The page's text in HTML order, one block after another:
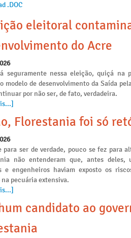
.DOC
eleitoral
do Acre
seguramente nessa eleição, quiçá na
modelo de desenvolvimento da Saída
por não ser, de fato, verdadeira.
Florestania foi só
para ser de verdade, pouco se fez para
não entenderam que, antes deles,
e engenheiros haviam exposto os
na pecuária extensiva.
candidato ao